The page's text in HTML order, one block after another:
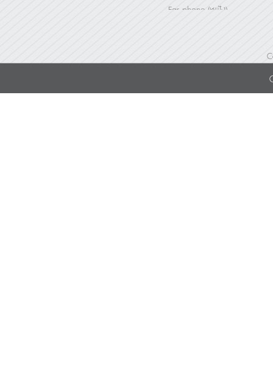
Ear phone (หูฟัง)
Others (อื่นๆ)